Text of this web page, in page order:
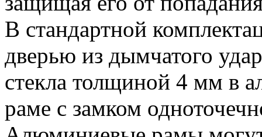
В стандартной
дверью из дымчатого
стекла толщиной 4 мм в
раме с замком